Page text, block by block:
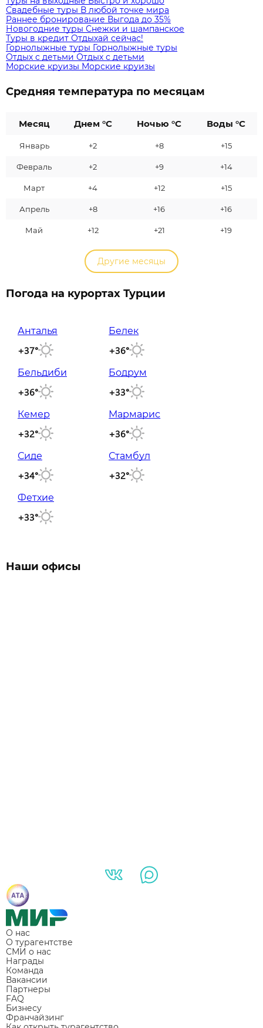
Свадебные туры В любой точке мира
Раннее бронирование Выгода до 35%
Новогодние туры Снежки и шампанское
Туры в кредит Отдыхай сейчас!
Горнолыжные туры Горнолыжные туры
Отдых с детьми Отдых с детьми
Морские круизы Морские круизы
Средняя температура по месяцам
Месяц Днем °C Ночью °C Воды °C
Январь +2 +8 +15
Февраль +2 +9 +14
Март +4 +12 +15
Апрель +8 +16 +16
Май +12 +21 +19
Другие месяцы
Погода на курортах Турции
Анталья
+37°
Белек
+36°
Бельдиби
+36°
Бодрум
+33°
Кемер
+32°
Мармарис
+36°
Сиде
+34°
Стамбул
+32°
Фетхие
+33°
Наши офисы
О нас
О турагентстве
СМИ о нас
Награды
Команда
Вакансии
Партнеры
FAQ
Бизнесу
Франчайзинг